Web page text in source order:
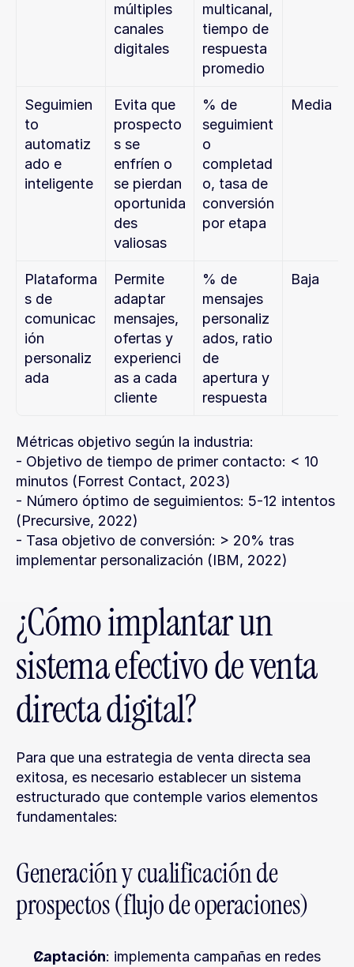
múltiples
canales
digitales
multicanal,
tiempo de
respuesta
promedio
Seguimien
to
automatiz
ado e
inteligente
Evita que
prospecto
s se
enfríen o
se pierdan
oportunida
des
valiosas
% de
seguimient
o
completad
o, tasa de
conversión
por etapa
Media
Plataforma
s de
comunicac
ión
personaliz
ada
Permite
adaptar
mensajes,
ofertas y
experienci
as a cada
cliente
% de
mensajes
personaliz
ados, ratio
de
apertura y
respuesta
Baja
Métricas objetivo según la industria:
- Objetivo de tiempo de primer contacto: < 10
minutos (Forrest Contact, 2023)
- Número óptimo de seguimientos: 5-12 intentos
(Precursive, 2022)
- Tasa objetivo de conversión: > 20% tras
implementar personalización (IBM, 2022)
¿Cómo implantar un
sistema efectivo de venta
directa digital?
Para que una estrategia de venta directa sea
exitosa, es necesario establecer un sistema
estructurado que contemple varios elementos
fundamentales:
Generación y cualificación de
prospectos (flujo de operaciones)
Captación: implementa campañas en redes